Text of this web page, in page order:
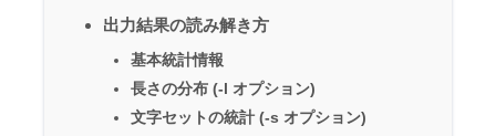
出力結果の読み解き方
基本統計情報
長さの分布 (-l オプション)
文字セットの統計 (-s オプション)